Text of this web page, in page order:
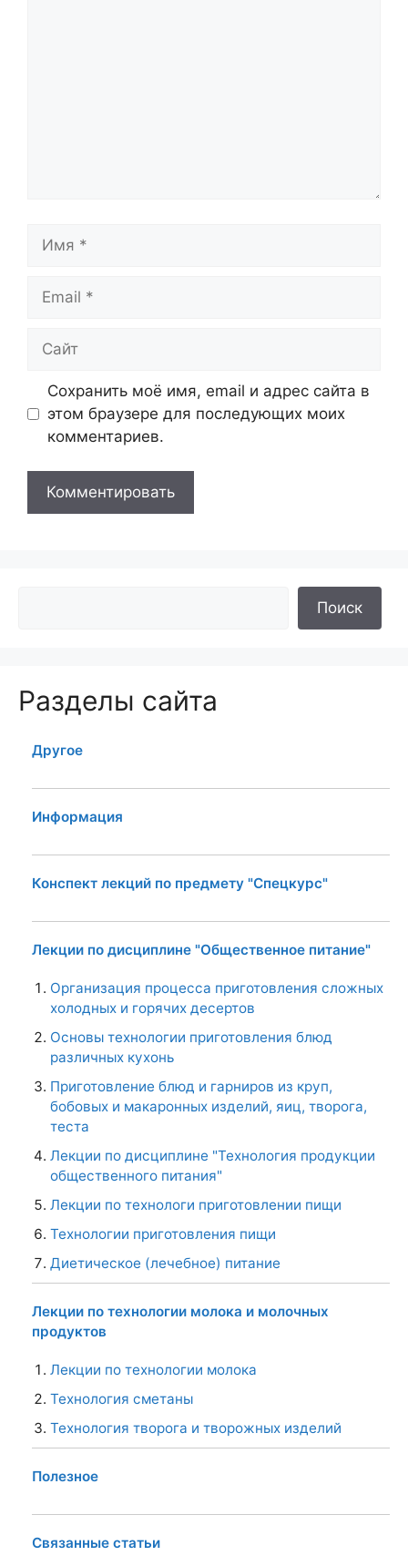
Сохранить моё имя, email и адрес сайта в
этом браузере для последующих моих
комментариев.
Поиск
Разделы сайта
Другое
Информация
Конспект лекций по предмету "Спецкурс"
Лекции по дисциплине "Общественное питание"
Организация процесса приготовления сложных
холодных и горячих десертов
Основы технологии приготовления блюд
различных кухонь
Приготовление блюд и гарниров из круп,
бобовых и макаронных изделий, яиц, творога,
теста
Лекции по дисциплине "Технология продукции
общественного питания"
Лекции по технологи приготовлении пищи
Технологии приготовления пищи
Диетическое (лечебное) питание
Лекции по технологии молока и молочных
продуктов
Лекции по технологии молока
Технология сметаны
Технология творога и творожных изделий
Полезное
Связанные статьи